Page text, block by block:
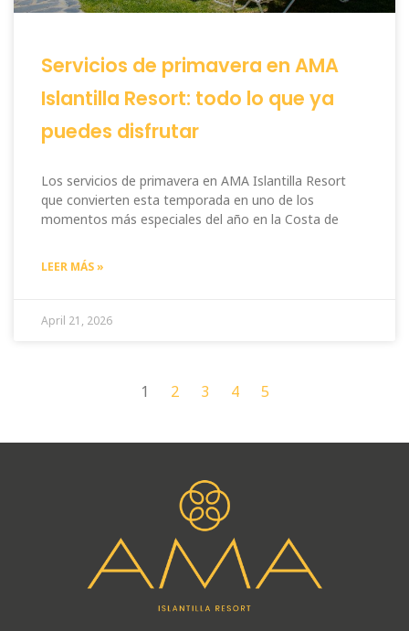
Servicios de primavera en AMA
Islantilla Resort: todo lo que ya
puedes disfrutar
Los servicios de primavera en AMA Islantilla Resort
que convierten esta temporada en uno de los
momentos más especiales del año en la Costa de
LEER MÁS »
April 21, 2026
1 2 3 4 5